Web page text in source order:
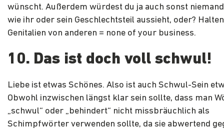
wünscht. Außerdem würdest du ja auch sonst
wie ihr oder sein Geschlechtsteil aussieht, oder?
Genitalien von anderen = none of your business.
10. Das ist doch voll schwul!
Liebe ist etwas Schönes. Also ist auch Schwul-Sein
Obwohl inzwischen längst klar sein sollte, dass man
„schwul“ oder „behindert“ nicht missbräuchlich als
Schimpfwörter verwenden sollte, da sie abwertend